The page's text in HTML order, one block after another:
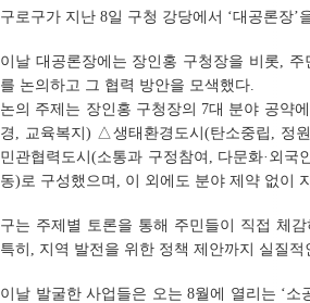
구로구가 지난 8일 구청 강당에서 ‘대공론장
이날 대공론장에는 장인홍 구청장을 비롯,
를 논의하고 그 협력 방안을 모색했다.
논의 주제는 장인홍 구청장의 7대 분야 공약
경, 교육복지) △생태환경도시(탄소중립, 정
민관협력도시(소통과 구정참여, 다문화·외
동)로 구성했으며, 이 외에도 분야 제약 없이
구는 주제별 토론을 통해 주민들이 직접 체
특히, 지역 발전을 위한 정책 제안까지 실질
이날 발굴한 사업들은 오는 8월에 열리는 ‘